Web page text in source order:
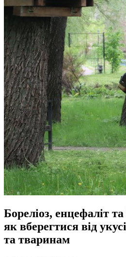
Бореліоз, енцефаліт та
як вберегтися від
та тваринам